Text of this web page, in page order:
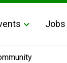
Jobs